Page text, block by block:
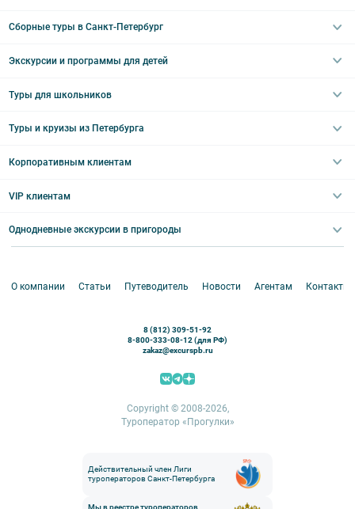
Интерьерные
Ночные групповые экскурсии
Сборные туры в Санкт-Петербург
Туры в Санкт-Петербург на 2 дня
Туры на 5 дней
Экскурсии и программы для детей
Загородные экскурсии
Квесты/Интерактивы
Туры для школьников
Туры в Санкт-Петербург для школьников
Туры и круизы из Петербурга
Круизы
Корпоративным клиентам
Корпоративные мероприятия
Аренда водного транспорта
VIP клиентам
Однодневные экскурсии в пригороды
Кронштадт
Ораниенбаум
Пушкин (Царское село)
О компании Статьи Путеводитель Новости Агентам Контакты
8 (812) 309-51-92
8-800-333-08-12 (для РФ)
zakaz@excurspb.ru
Copyright © 2008-2026,
Туроператор «Прогулки»
Действительный член Лиги
туроператоров Санкт-Петербурга
Мы в реестре туроператоров